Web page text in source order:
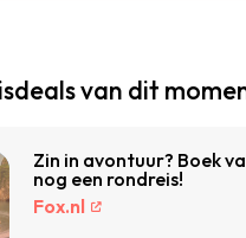
van dit
Zin in avontuur? Boek
nog een rondreis!
Fox.nl